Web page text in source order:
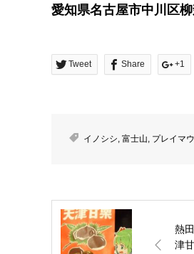
愛知県名古屋市中川区
Tweet Share +1
イノシシ, 富士山, プレイマ
熱
津